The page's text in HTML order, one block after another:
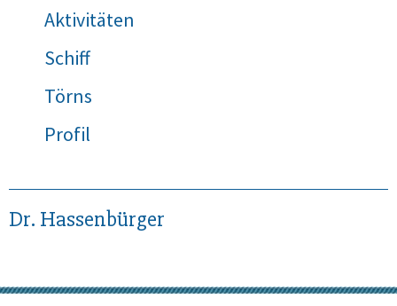
Aktivitäten
Schiff
Törns
Profil
Dr. Hassenbürger